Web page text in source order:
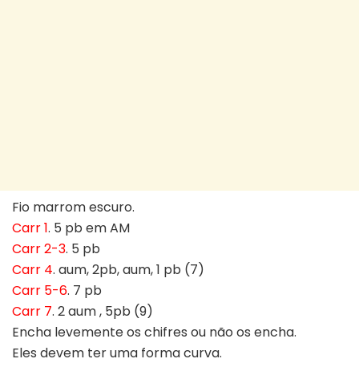
Fio marrom escuro.
Carr 1. 5 pb em AM
Carr 2-3. 5 pb
Carr 4. aum, 2pb, aum, 1 pb (7)
Carr 5-6. 7 pb
Carr 7. 2 aum , 5pb (9)
Encha levemente os chifres ou não os encha.
Eles devem ter uma forma curva.